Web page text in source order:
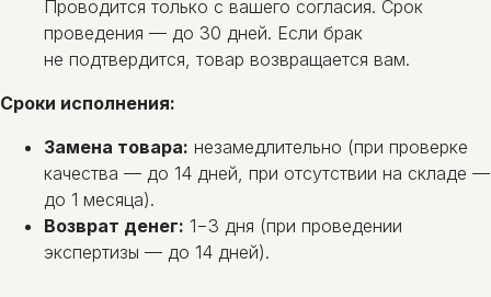
Проводится только с вашего согласия. Срок
проведения — до 30 дней. Если брак
не подтвердится, товар возвращается вам.
Сроки исполнения:
Замена товара: незамедлительно (при проверке
качества — до 14 дней, при отсутствии на складе —
до 1 месяца).
Возврат денег: 1−3 дня (при проведении
экспертизы — до 14 дней).